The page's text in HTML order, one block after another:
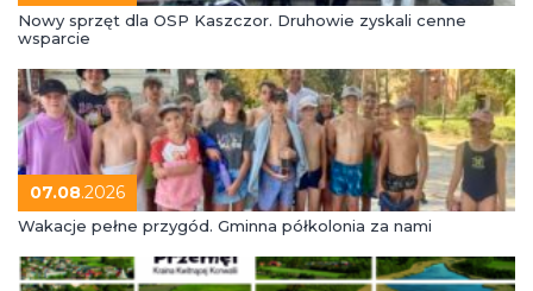
Nowy sprzęt dla OSP Kaszczor. Druhowie zyskali cenne
wsparcie
07.08.2026
Wakacje pełne przygód. Gminna półkolonia za nami